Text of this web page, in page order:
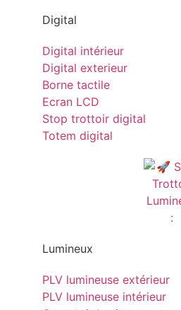
Digital
Digital intérieur
Digital exterieur
Borne tactile
Ecran LCD
Stop trottoir digital
Totem digital
Lumineux
PLV lumineuse extérieur
PLV lumineuse intérieur